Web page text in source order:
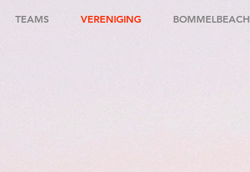
TEAMS VERENIGING BOMMELBEACH